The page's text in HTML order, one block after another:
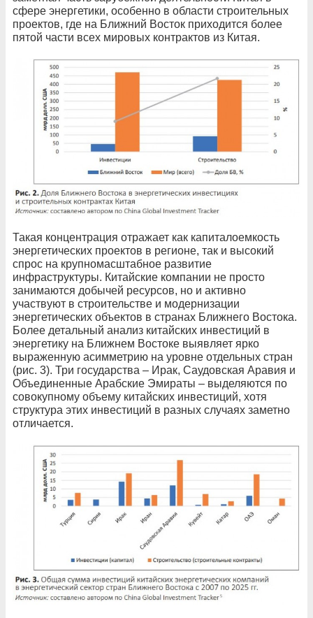
сфере энергетики, особенно в области строительных
проектов, где на Ближний Восток приходится более
пятой части всех мировых контрактов из Китая.
Такая концентрация отражает как капиталоемкость
энергетических проектов в регионе, так и высокий
спрос на крупномасштабное развитие
инфраструктуры. Китайские компании не просто
занимаются добычей ресурсов, но и активно
участвуют в строительстве и модернизации
энергетических объектов в странах Ближнего Востока.
Более детальный анализ китайских инвестиций в
энергетику на Ближнем Востоке выявляет ярко
выраженную асимметрию на уровне отдельных стран
(рис. 3). Три государства – Ирак, Саудовская Аравия и
Объединенные Арабские Эмираты – выделяются по
совокупному объему китайских инвестиций, хотя
структура этих инвестиций в разных случаях заметно
отличается.